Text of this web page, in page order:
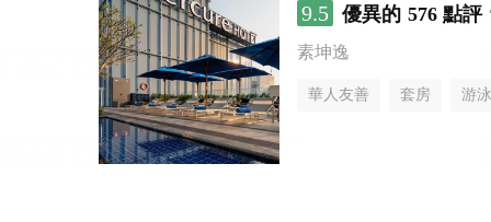
9.5 優異的 576 點評
素坤逸
華人友善 套房 游